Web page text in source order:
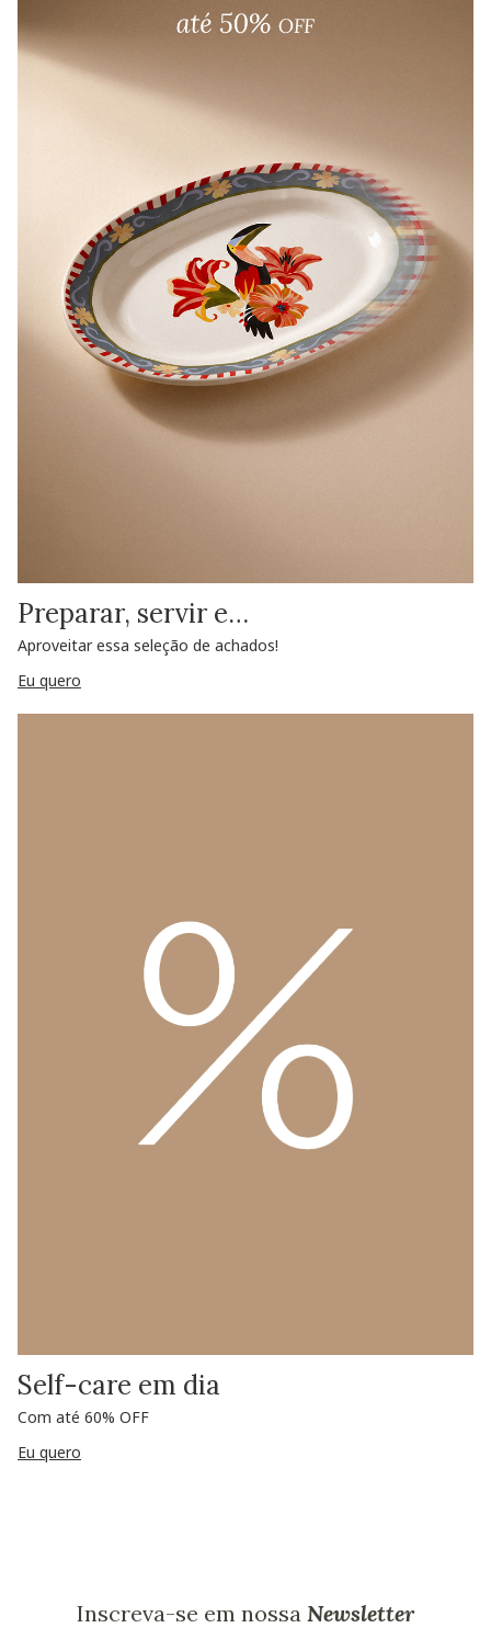
Preparar, servir e…
Aproveitar essa seleção de achados!
Eu quero
Self-care em dia
Com até 60% OFF
Eu quero
Inscreva-se em nossa Newsletter